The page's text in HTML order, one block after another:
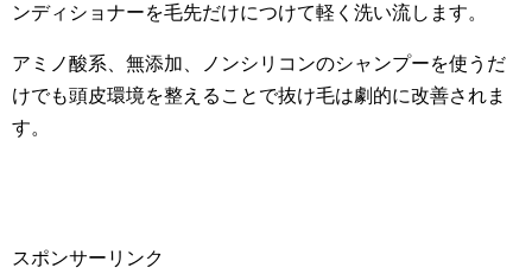
ンディショナーを毛先だけにつけて軽く洗い流します。
アミノ酸系、無添加、ノンシリコンのシャンプーを使うだ
けでも頭皮環境を整えることで抜け毛は劇的に改善されま
す。
スポンサーリンク